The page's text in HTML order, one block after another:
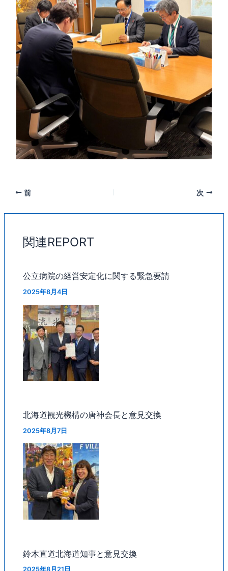
前 次
関連REPORT
公立病院の経営安定化に関する緊急要請
2025年8月4日
北海道観光機構の唐神会長と意見交換
2025年8月7日
鈴木直道北海道知事と意見交換
2025年8月21日